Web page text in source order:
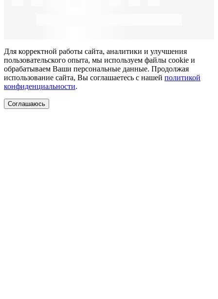
Для корректной работы сайта, аналитики и улучшения
пользовательского опыта, мы используем файлы cookie и
обрабатываем Ваши персональные данные. Продолжая
использование сайта, Вы соглашаетесь с нашей политикой
конфиденциальности.
Соглашаюсь